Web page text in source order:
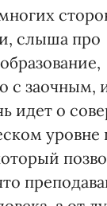
слыша про
с заочным,
идет о
уровне